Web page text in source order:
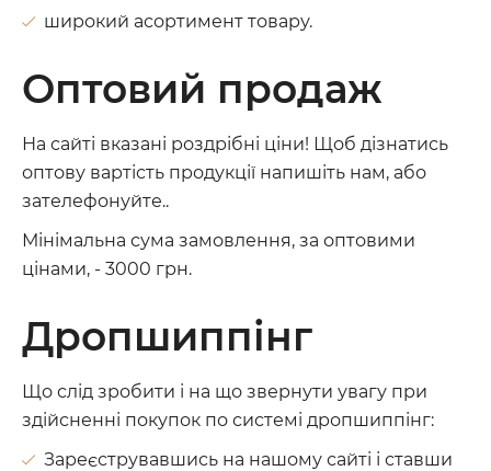
широкий асортимент товару.
Оптовий продаж
На сайті вказані роздрібні ціни! Щоб дізнатись
оптову вартість продукції напишіть нам, або
зателефонуйте..
Мінімальна сума замовлення, за оптовими
цінами, - 3000 грн.
Дропшиппінг
Що слід зробити і на що звернути увагу при
здійсненні покупок по системі дропшиппінг:
Зареєструвавшись на нашому сайті і ставши